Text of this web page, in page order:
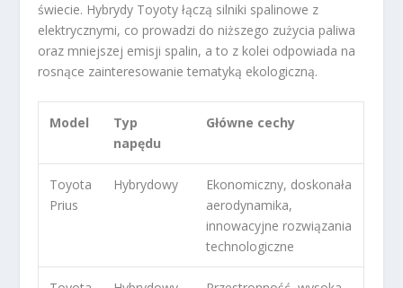
świecie. Hybrydy Toyoty łączą silniki spalinowe z
elektrycznymi, co prowadzi do niższego zużycia paliwa
oraz mniejszej emisji spalin, a to z kolei odpowiada na
rosnące zainteresowanie tematyką ekologiczną.
Model
Typ
napędu
Główne cechy
Toyota
Prius
Hybrydowy
Ekonomiczny, doskonała
aerodynamika,
innowacyjne rozwiązania
technologiczne